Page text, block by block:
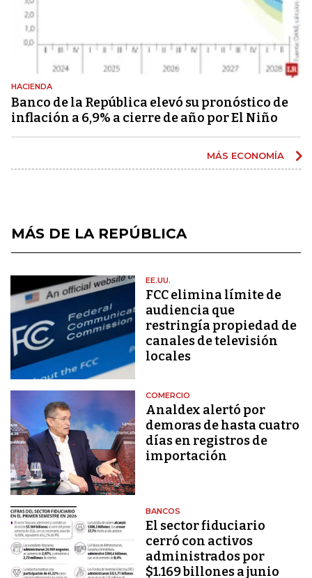
HACIENDA
Banco de la República elevó su pronóstico de
inflación a 6,9% a cierre de año por El Niño
MÁS ECONOMÍA
MÁS DE LA REPÚBLICA
EE.UU.
FCC elimina límite de
audiencia que
restringía propiedad de
canales de televisión
locales
COMERCIO
Analdex alertó por
demoras de hasta cuatro
días en registros de
importación
BANCOS
El sector fiduciario
cerró con activos
administrados por
$1.169 billones a junio